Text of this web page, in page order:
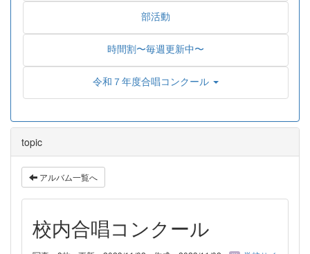
部活動
時間割〜毎週更新中〜
令和７年度合唱コンクール
topic
アルバム一覧へ
校内合唱コンクール